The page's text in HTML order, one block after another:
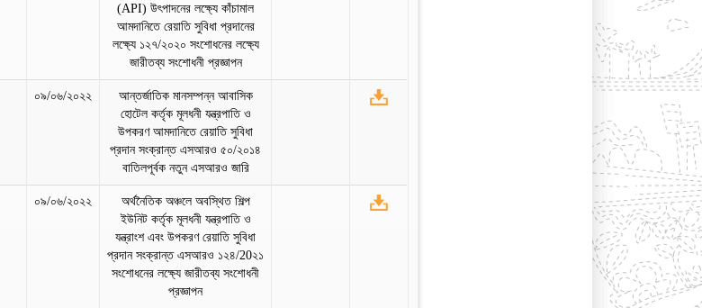
(API) উৎপাদনের লক্ষ্যে কাঁচামাল
আমদানিতে রেয়াতি সুবিধা প্রদানের
লক্ষ্যে ১২৭/২০২০ সংশোধনের লক্ষ্যে
জারীতব্য সংশোধনী প্রজ্ঞাপন
০৯/০৬/২০২২
আন্তর্জাতিক মানসম্পন্ন আবাসিক
হোটেল কর্তৃক মূলধনী যন্ত্রপাতি ও
উপকরণ আমদানিতে রেয়াতি সুবিধা
প্রদান সংক্রান্ত এসআরও ৫০/২০১৪
বাতিলপূর্বক নতুন এসআরও জারি
০৯/০৬/২০২২
অর্থনৈতিক অঞ্চলে অবস্থিত শিল্প
ইউনিট কর্তৃক মূলধনী যন্ত্রপাতি ও
যন্ত্রাংশ এবং উপকরণ রেয়াতি সুবিধা
প্রদান সংক্রান্ত এসআরও ১২৪/20২১
সংশোধনের লক্ষ্যে জারীতব্য সংশোধনী
প্রজ্ঞাপন